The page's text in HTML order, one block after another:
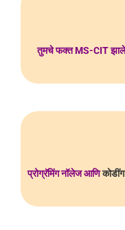
तुमचे फक्त MS-CIT
प्रोग्रॅमिंग नॉलेज आणिकोडींग